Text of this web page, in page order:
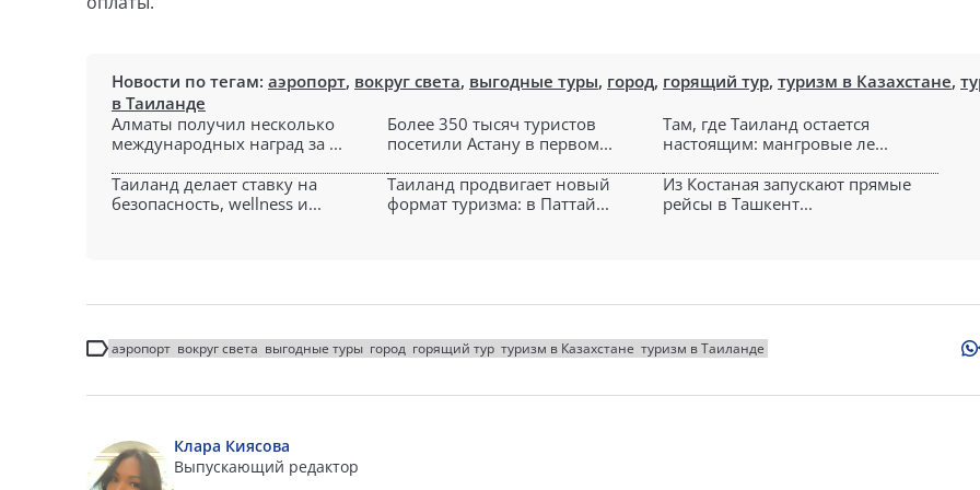
Новости по тегам: аэропорт, вокруг света, выгодные туры, город, горящий тур, туризм в Казахстане,
в Таиланде
Алматы получил несколько
международных наград за ...
Более 350 тысяч туристов
посетили Астану в первом...
Там, где Таиланд остается
настоящим: мангровые ле...
Таиланд делает ставку на
безопасность, wellness и...
Таиланд продвигает новый
формат туризма: в Паттай...
Из Костаная запускают прямые
рейсы в Ташкент...
аэропорт вокруг света выгодные туры город горящий тур туризм в Казахстане туризм в Таиланде
Клара Киясова
Выпускающий редактор